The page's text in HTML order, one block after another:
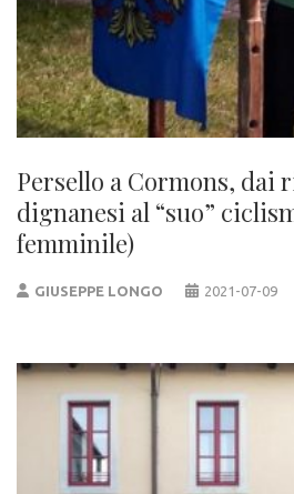
Persello a Cormons, dai
dignanesi al “suo”
femminile)
GIUSEPPE LONGO 2021-07-09